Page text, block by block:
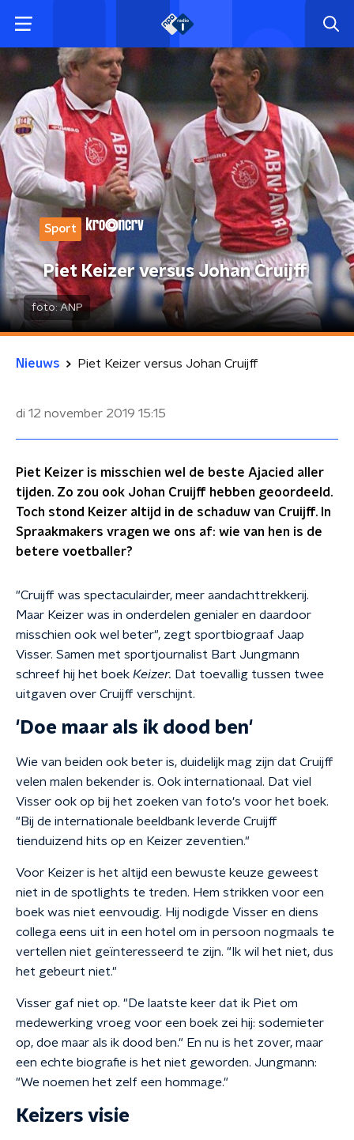
Sport
Piet Keizer versus Johan Cruijff
foto: ANP
Nieuws Piet Keizer versus Johan Cruijff
di 12 november 2019 15:15
Piet Keizer is misschien wel de beste Ajacied aller
tijden. Zo zou ook Johan Cruijff hebben geoordeeld.
Toch stond Keizer altijd in de schaduw van Cruijff. In
Spraakmakers vragen we ons af: wie van hen is de
betere voetballer?
"Cruijff was spectaculairder, meer aandachttrekkerij.
Maar Keizer was in onderdelen genialer en daardoor
misschien ook wel beter", zegt sportbiograaf Jaap
Visser. Samen met sportjournalist Bart Jungmann
schreef hij het boek Keizer. Dat toevallig tussen twee
uitgaven over Cruijff verschijnt.
'Doe maar als ik dood ben'
Wie van beiden ook beter is, duidelijk mag zijn dat Cruijff
velen malen bekender is. Ook internationaal. Dat viel
Visser ook op bij het zoeken van foto's voor het boek.
"Bij de internationale beeldbank leverde Cruijff
tienduizend hits op en Keizer zeventien."
Voor Keizer is het altijd een bewuste keuze geweest
niet in de spotlights te treden. Hem strikken voor een
boek was niet eenvoudig. Hij nodigde Visser en diens
collega eens uit in een hotel om in persoon nogmaals te
vertellen niet geïnteresseerd te zijn. "Ik wil het niet, dus
het gebeurt niet."
Visser gaf niet op. "De laatste keer dat ik Piet om
medewerking vroeg voor een boek zei hij: sodemieter
op, doe maar als ik dood ben." En nu is het zover, maar
een echte biografie is het niet geworden. Jungmann:
"We noemen het zelf een hommage."
Keizers visie